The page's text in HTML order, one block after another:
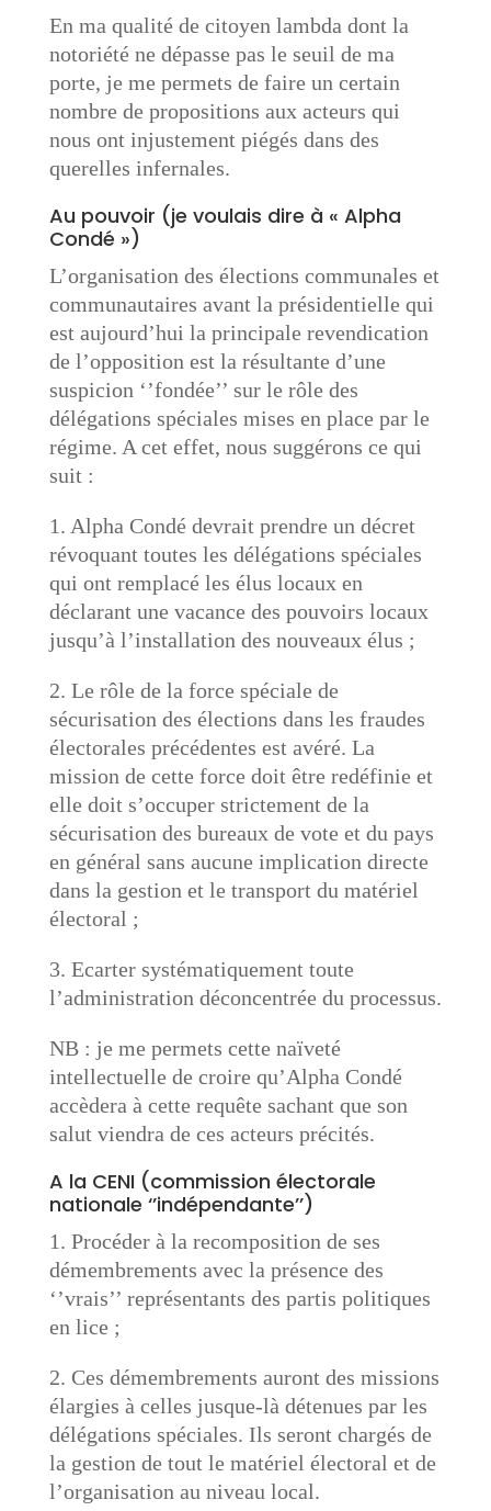
En ma qualité de citoyen lambda dont la
notoriété ne dépasse pas le seuil de ma
porte, je me permets de faire un certain
nombre de propositions aux acteurs qui
nous ont injustement piégés dans des
querelles infernales.
Au pouvoir (je voulais dire à « Alpha
Condé »)
L’organisation des élections communales et
communautaires avant la présidentielle qui
est aujourd’hui la principale revendication
de l’opposition est la résultante d’une
suspicion ‘’fondée’’ sur le rôle des
délégations spéciales mises en place par le
régime. A cet effet, nous suggérons ce qui
suit :
1. Alpha Condé devrait prendre un décret
révoquant toutes les délégations spéciales
qui ont remplacé les élus locaux en
déclarant une vacance des pouvoirs locaux
jusqu’à l’installation des nouveaux élus ;
2. Le rôle de la force spéciale de
sécurisation des élections dans les fraudes
électorales précédentes est avéré. La
mission de cette force doit être redéfinie et
elle doit s’occuper strictement de la
sécurisation des bureaux de vote et du pays
en général sans aucune implication directe
dans la gestion et le transport du matériel
électoral ;
3. Ecarter systématiquement toute
l’administration déconcentrée du processus.
NB : je me permets cette naïveté
intellectuelle de croire qu’Alpha Condé
accèdera à cette requête sachant que son
salut viendra de ces acteurs précités.
A la CENI (commission électorale
nationale ‘’indépendante’’)
1. Procéder à la recomposition de ses
démembrements avec la présence des
‘’vrais’’ représentants des partis politiques
en lice ;
2. Ces démembrements auront des missions
élargies à celles jusque-là détenues par les
délégations spéciales. Ils seront chargés de
la gestion de tout le matériel électoral et de
l’organisation au niveau local.